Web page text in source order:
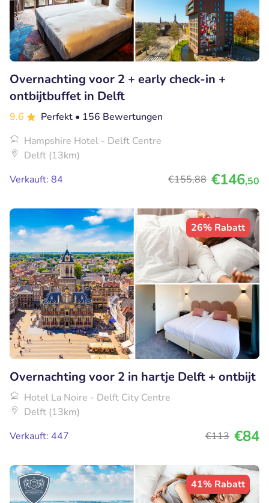
Overnachting voor 2 + early check-in +
ontbijtbuffet in Delft
9.6 Perfekt • 156 Bewertungen
Hampshire Hotel - Delft Centre
Delft (13km)
Verkauft: 84
€155,88 €146,50
26% Rabatt
Overnachting voor 2 in hartje Delft + ontbijt
Hotel La Noire - Delft City Centre
Delft (13km)
Verkauft: 447
€113 €84
41% Rabatt